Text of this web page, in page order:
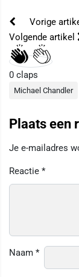
Vorige
Volgende artikel
0 claps
Michael Chandler
Plaats een
Je e-mailadres
Reactie *
Naam *